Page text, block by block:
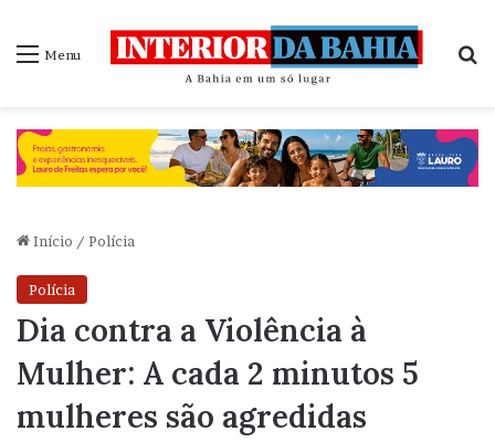
Menu
Início / Polícia
Polícia
Dia contra a Violência à
Mulher: A cada 2 minutos 5
mulheres são agredidas